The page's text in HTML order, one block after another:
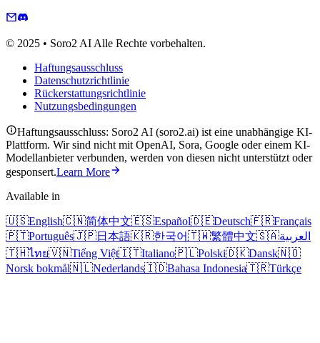
© 2025 • Soro2 AI Alle Rechte vorbehalten.
Haftungsausschluss
Datenschutzrichtlinie
Rückerstattungsrichtlinie
Nutzungsbedingungen
Haftungsausschluss: Soro2 AI (soro2.ai) ist eine unabhängige KI-
Plattform. Wir sind nicht mit OpenAI, Sora, Google oder einem KI-
Modellanbieter verbunden, werden von diesen nicht unterstützt oder
gesponsert.Learn More
Available in
🇺🇸English🇨🇳简体中文🇪🇸Español🇩🇪Deutsch🇫🇷Français
🇵🇹Português🇯🇵日本語🇰🇷한국어🇹🇼繁體中文🇸🇦العربية
🇹🇭ไทย🇻🇳Tiếng Việt🇮🇹Italiano🇵🇱Polski🇩🇰Dansk🇳🇴
Norsk bokmål🇳🇱Nederlands🇮🇩Bahasa Indonesia🇹🇷Türkçe